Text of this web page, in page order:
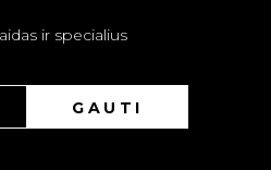
ir specialius